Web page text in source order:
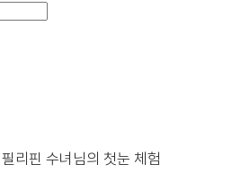
리핀 수녀님의 첫눈 체험